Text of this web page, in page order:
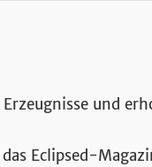
und
Eclipsed-